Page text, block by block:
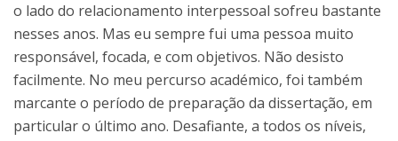
o lado do relacionamento interpessoal sofreu bastante
nesses anos. Mas eu sempre fui uma pessoa muito
responsável, focada, e com objetivos. Não desisto
facilmente. No meu percurso académico, foi também
marcante o período de preparação da dissertação, em
particular o último ano. Desafiante, a todos os níveis,